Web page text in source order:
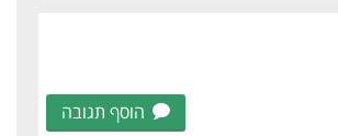
הוסף תגובה